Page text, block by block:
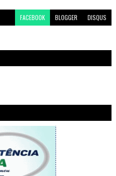
FACEBOOK BLOGGER DISQUS